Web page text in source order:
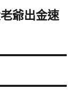
爺出金速